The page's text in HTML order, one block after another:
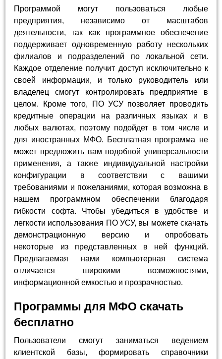
Программой могут пользоваться любые
предприятия, независимо от масштабов
деятельности, так как программное обеспечение
поддерживает одновременную работу нескольких
филиалов и подразделений по локальной сети.
Каждое отделение получит доступ исключительно к
своей информации, и только руководитель или
владелец смогут контролировать предприятие в
целом. Кроме того, ПО УСУ позволяет проводить
кредитные операции на различных языках и в
любых валютах, поэтому подойдет в том числе и
для иностранных МФО. Бесплатная программа не
может предложить вам подобной универсальности
применения, а также индивидуальной настройки
конфигурации в соответствии с вашими
требованиями и пожеланиями, которая возможна в
нашем программном обеспечении благодаря
гибкости софта. Чтобы убедиться в удобстве и
легкости использования ПО УСУ, вы можете скачать
демонстрационную версию и опробовать
некоторые из представленных в ней функций.
Предлагаемая нами компьютерная система
отличается широкими возможностями,
информационной емкостью и прозрачностью.
Программы для МФО скачать
бесплатно
Пользователи смогут заниматься ведением
клиентской базы, формировать справочники